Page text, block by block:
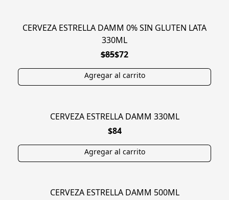
SIN TACC
CERVEZA ESTRELLA DAMM 0% SIN GLUTEN LATA
330ML
$85$72
CERVEZA ESTRELLA DAMM 330ML
$84
CERVEZA ESTRELLA DAMM 500ML